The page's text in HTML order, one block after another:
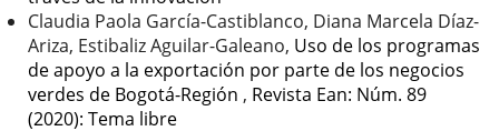
Claudia Paola García-Castiblanco, Diana Marcela Díaz-
Ariza, Estibaliz Aguilar-Galeano, Uso de los programas
de apoyo a la exportación por parte de los negocios
verdes de Bogotá-Región , Revista Ean: Núm. 89
(2020): Tema libre